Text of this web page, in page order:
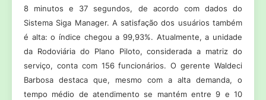
8 minutos e 37 segundos, de acordo com dados do
Sistema Siga Manager. A satisfação dos usuários também
é alta: o índice chegou a 99,93%. Atualmente, a unidade
da Rodoviária do Plano Piloto, considerada a matriz do
serviço, conta com 156 funcionários. O gerente Waldeci
Barbosa destaca que, mesmo com a alta demanda, o
tempo médio de atendimento se mantém entre 9 e 10